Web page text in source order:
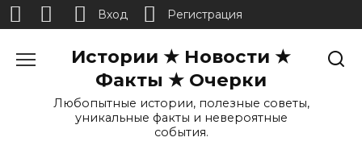
Истории ★ Новости ★
Факты ★ Очерки
Любопытные истории, полезные советы,
уникальные факты и невероятные
события.
Вход Регистрация